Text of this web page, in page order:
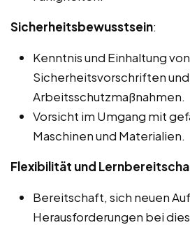
Sicherheitsbewusstsein:
Kenntnis und Einhaltung von
Sicherheitsvorschriften und
Arbeitsschutzmaßnahmen.
Vorsicht im Umgang mit
Maschinen und Materialien.
Flexibilität und
Bereitschaft, sich neuen
Herausforderungen bei